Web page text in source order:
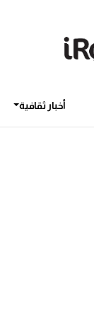
أخبار ثقافية